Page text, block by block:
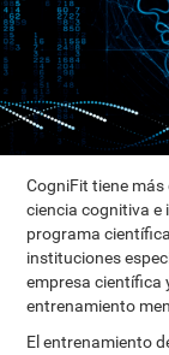
CogniFit tiene más
ciencia cognitiva e
programa
instituciones
empresa científica
entrenamiento
El entrenamiento